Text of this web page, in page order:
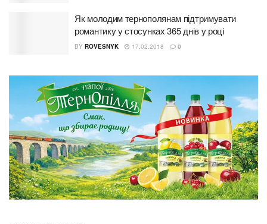
Як молодим тернополянам підтримувати
романтику у стосунках 365 днів у році
BY ROVESNYK 17.02.2018 0